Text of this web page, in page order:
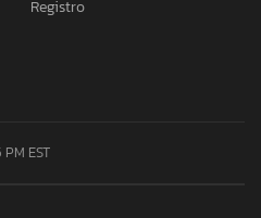
Registro
EST